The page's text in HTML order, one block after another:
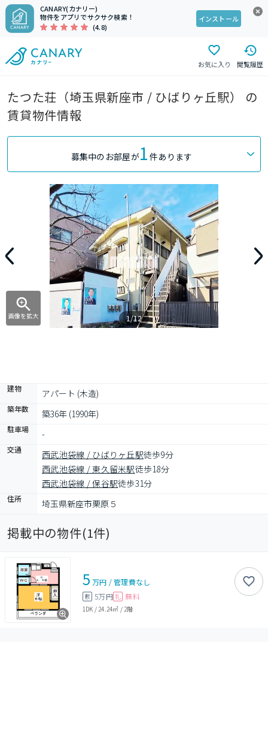
CANARY(カナリー)
物件をアプリでサクサク検索！
(4.8)
インストール
お気に入り 閲覧履歴
たつた荘（埼玉県新座市 / ひばりヶ丘駅） の
賃貸物件情報
募集中のお部屋が1 件あります
画像を拡大 1/12
建物 アパート (木造)
築年数 築36年 (1990年)
駐車場 -
交通 西武池袋線 / ひばりヶ丘駅徒歩9分
西武池袋線 / 東久留米駅徒歩18分
西武池袋線 / 保谷駅徒歩31分
住所 埼玉県新座市栗原５
掲載中の物件(1件)
5 万円 /管理費なし
敷 5万円 礼 無料
1DK / 24.24㎡ / 2階